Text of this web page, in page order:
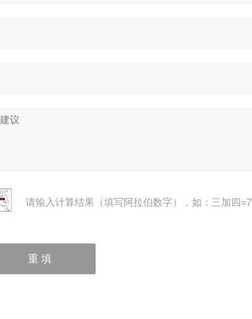
请输入计算结果（填写阿拉伯数字），如：三加四=7